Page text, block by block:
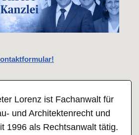
Lorenz ist Fachanwalt für
und Architektenrecht und
1996 als Rechtsanwalt tätig.